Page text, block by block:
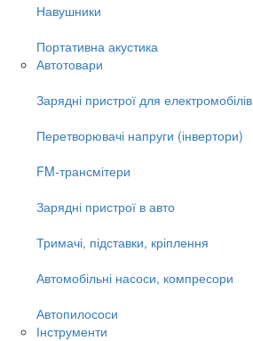
Навушники
Портативна акустика
Автотовари
Зарядні пристрої для електромобілів
Перетворювачі напруги (інвертори)
FM-трансмітери
Зарядні пристрої в авто
Тримачі, підставки, кріплення
Автомобільні насоси, компресори
Автопилососи
Інструменти